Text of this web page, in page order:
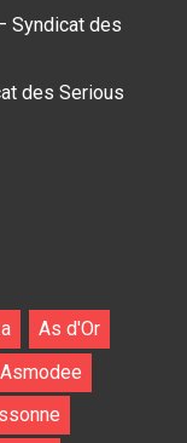
Syndicat des
des Serious
As d'Or
Asmodee